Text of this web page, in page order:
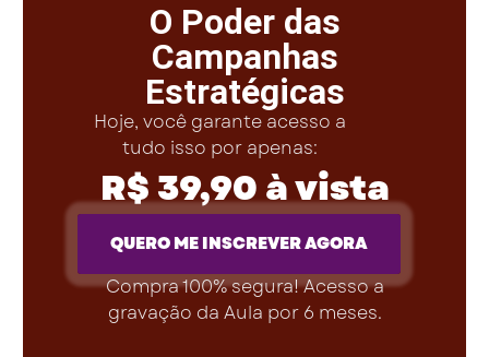
O Poder das
Campanhas
Estratégicas
Hoje, você garante acesso a
tudo isso por apenas:
R$ 39,90 à vista
QUERO ME INSCREVER AGORA
Compra 100% segura! Acesso a
gravação da Aula por 6 meses.